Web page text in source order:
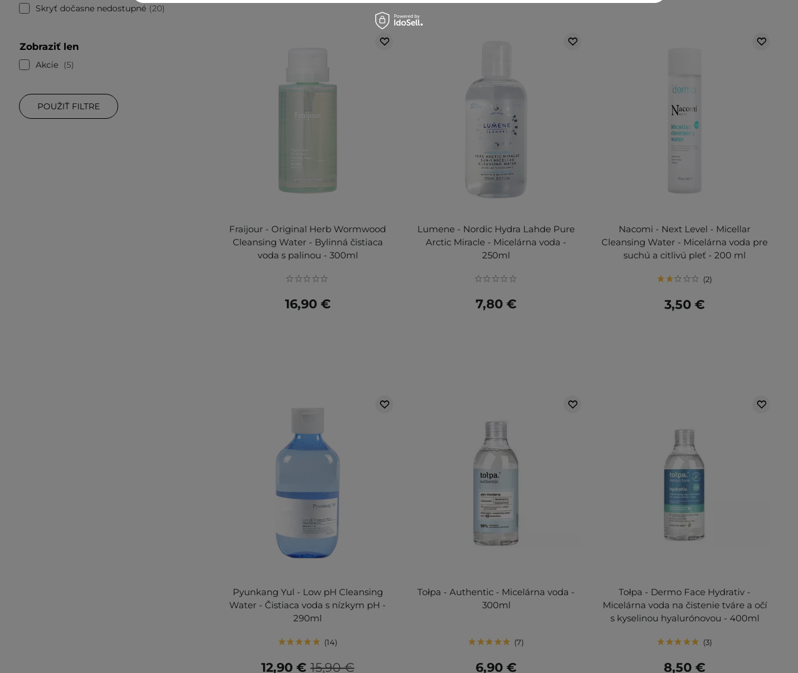
Skryť dočasne nedostupné 20
Zobraziť len
Akcie 5
POUŽIŤ FILTRE
Fraijour - Original Herb Wormwood
Cleansing Water - Bylinná čistiaca
voda s palinou - 300ml
16,90 €
Lumene - Nordic Hydra Lahde Pure
Arctic Miracle - Micelárna voda -
250ml
7,80 €
Nacomi - Next Level - Micellar
Cleansing Water - Micelárna voda pre
suchú a citlivú pleť - 200 ml
2
3,50 €
Pyunkang Yul - Low pH Cleansing
Water - Čistiaca voda s nízkym pH -
290ml
14
15,90 €
12,90 €
Tołpa - Authentic - Micelárna voda -
300ml
7
6,90 €
Tołpa - Dermo Face Hydrativ -
Micelárna voda na čistenie tváre a očí
s kyselinou hyalurónovou - 400ml
3
8,50 €